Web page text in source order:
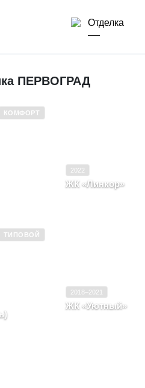
Отделка
—
ПЕРВОГРАД
КОМФОРТ
2022
ЖК «Линкор»
ТИПОВОЙ
2018–2021
ЖК «Уютный»